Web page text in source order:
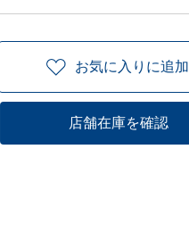
お気に入りに追加
店舗在庫を確認